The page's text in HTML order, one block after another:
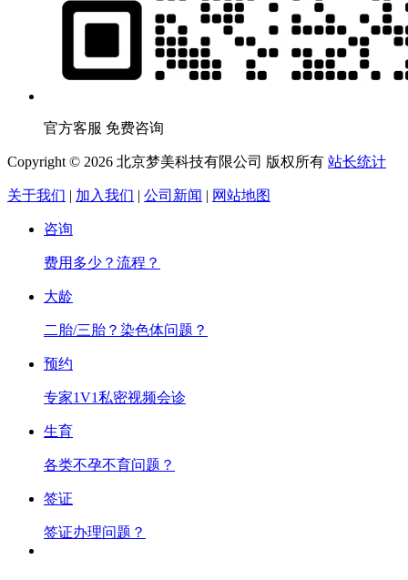
官方客服 免费咨询
Copyright © 2026 北京梦美科技有限公司 版权所有 站长统计
关于我们 | 加入我们 | 公司新闻 | 网站地图
咨询
费用多少？流程？
大龄
二胎/三胎？染色体问题？
预约
专家1V1私密视频会诊
生育
各类不孕不育问题？
签证
签证办理问题？